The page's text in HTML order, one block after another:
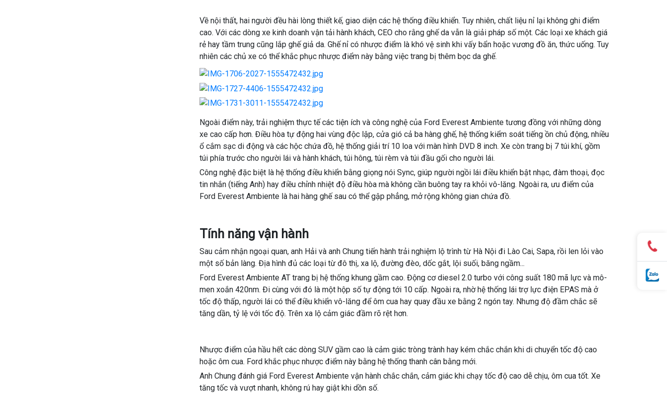
Về nội thất, hai người đều hài lòng thiết kế, giao diện các hệ thống điều khiển. Tuy nhiên, chất liệu nỉ lại không ghi điểm
cao. Với các dòng xe kinh doanh vận tải hành khách, CEO cho rằng ghế da vẫn là giải pháp số một. Các loại xe khách giá
rẻ hay tầm trung cũng lắp ghế giả da. Ghế nỉ có nhược điểm là khó vệ sinh khi vấy bẩn hoặc vương đồ ăn, thức uống. Tuy
nhiên các chủ xe có thể khắc phục nhược điểm này bằng việc trang bị thêm bọc da ghế.
Ngoài điểm này, trải nghiệm thực tế các tiện ích và công nghệ của Ford Everest Ambiente tương đồng với những dòng
xe cao cấp hơn. Điều hòa tự động hai vùng độc lập, cửa gió cả ba hàng ghế, hệ thống kiểm soát tiếng ồn chủ động, nhiều
ổ cắm sạc di động và các hộc chứa đồ, hệ thống giải trí 10 loa với màn hình DVD 8 inch. Xe còn trang bị 7 túi khí, gồm
túi phía trước cho người lái và hành khách, túi hông, túi rèm và túi đầu gối cho người lái.
Công nghệ đặc biệt là hệ thống điều khiển bằng giọng nói Sync, giúp người ngồi lái điều khiển bật nhạc, đàm thoại, đọc
tin nhắn (tiếng Anh) hay điều chỉnh nhiệt độ điều hòa mà không cần buông tay ra khỏi vô-lăng. Ngoài ra, ưu điểm của
Ford Everest Ambiente là hai hàng ghế sau có thể gập phẳng, mở rộng không gian chứa đồ.
Tính năng vận hành
Sau cảm nhận ngoại quan, anh Hải và anh Chung tiến hành trải nghiệm lộ trình từ Hà Nội đi Lào Cai, Sapa, rồi len lỏi vào
một số bản làng. Địa hình đủ các loại từ đô thị, xa lộ, đường đèo, dốc gắt, lội suối, băng ngầm...
Ford Everest Ambiente AT trang bị hệ thống khung gầm cao. Động cơ diesel 2.0 turbo với công suất 180 mã lực và mô-
men xoắn 420nm. Đi cùng với đó là một hộp số tự động tới 10 cấp. Ngoài ra, nhờ hệ thống lái trợ lực điện EPAS mà ở
tốc độ thấp, người lái có thể điều khiển vô-lăng để ôm cua hay quay đầu xe bằng 2 ngón tay. Nhưng độ đầm chắc sẽ
tăng dần, tỷ lệ với tốc độ. Trên xa lộ cảm giác đầm rõ rệt hơn.
Nhược điểm của hầu hết các dòng SUV gầm cao là cảm giác tròng trành hay kém chắc chắn khi di chuyển tốc độ cao
hoặc ôm cua. Ford khắc phục nhược điểm này bằng hệ thống thanh cân bằng mới.
Anh Chung đánh giá Ford Everest Ambiente vận hành chắc chắn, cảm giác khi chạy tốc độ cao dễ chịu, ôm cua tốt. Xe
tăng tốc và vượt nhanh, không rú hay giật khi dồn số.